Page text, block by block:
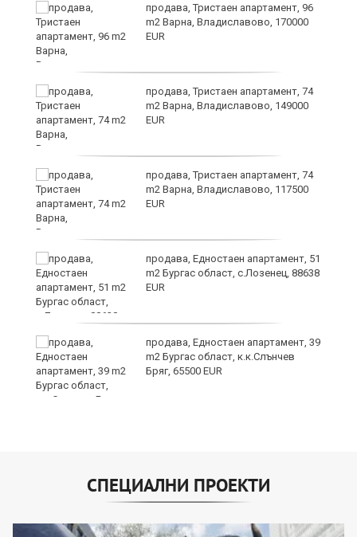
продава, Тристаен апартамент, 96
m2 Варна, Владиславово, 170000
EUR
продава, Тристаен апартамент, 74
m2 Варна, Владиславово, 149000
EUR
продава, Тристаен апартамент, 74
m2 Варна, Владиславово, 117500
EUR
продава, Едностаен апартамент, 51
m2 Бургас област, с.Лозенец, 88638
EUR
продава, Едностаен апартамент, 39
m2 Бургас област, к.к.Слънчев
Бряг, 65500 EUR
СПЕЦИАЛНИ ПРОЕКТИ